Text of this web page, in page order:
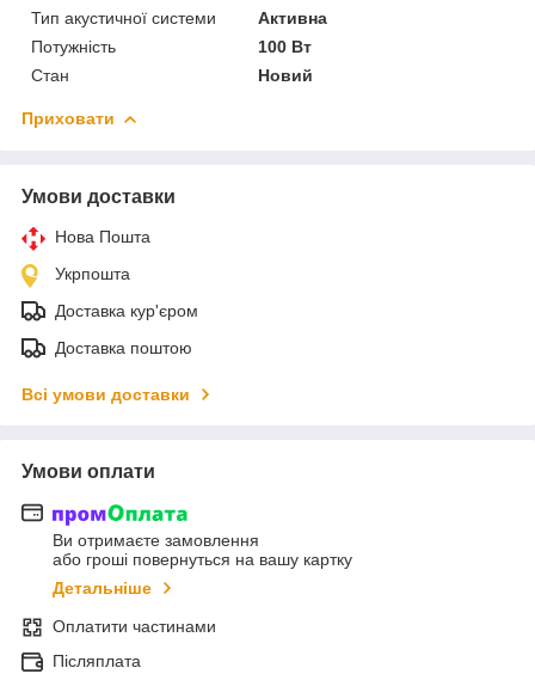
Тип акустичної системи
Активна
Потужність
100 Вт
Стан
Новий
Приховати
Умови доставки
Нова Пошта
Укрпошта
Доставка кур'єром
Доставка поштою
Всі умови доставки
Умови оплати
Ви отримаєте замовлення
або гроші повернуться на вашу картку
Детальніше
Оплатити частинами
Післяплата